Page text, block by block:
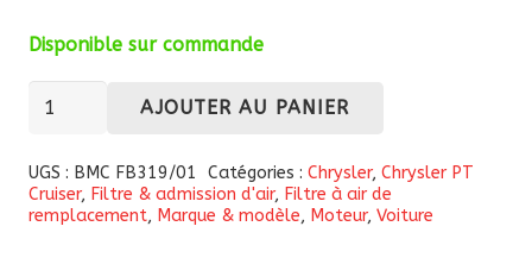
Disponible sur commande
quantité
Filtre
à
AJOUTER AU PANIER
UGS : BMC FB319/01 Catégories : Chrysler, Chrysler PT
Cruiser, Filtre & admission d'air, Filtre à air de
remplacement, Marque & modèle, Moteur, Voiture